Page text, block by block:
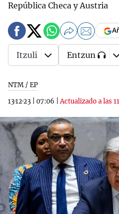
República Checa y Austria
NTM / EP
13·12·23
07:06 |Actualizado a las
Itzuli Entzun